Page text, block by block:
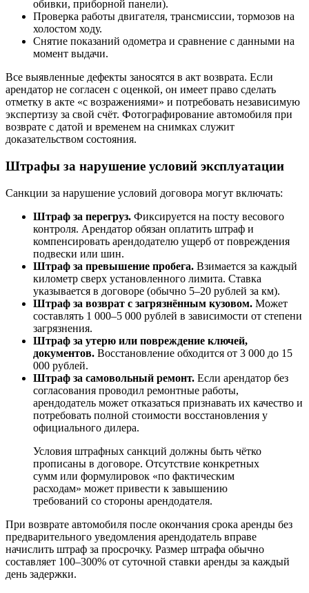
обивки, приборной панели).
Проверка работы двигателя, трансмиссии, тормозов на
холостом ходу.
Снятие показаний одометра и сравнение с данными на
момент выдачи.
Все выявленные дефекты заносятся в акт возврата. Если
арендатор не согласен с оценкой, он имеет право сделать
отметку в акте «с возражениями» и потребовать независимую
экспертизу за свой счёт. Фотографирование автомобиля при
возврате с датой и временем на снимках служит
доказательством состояния.
Штрафы за нарушение условий эксплуатации
Санкции за нарушение условий договора могут включать:
Штраф за перегруз. Фиксируется на посту весового
контроля. Арендатор обязан оплатить штраф и
компенсировать арендодателю ущерб от повреждения
подвески или шин.
Штраф за превышение пробега. Взимается за каждый
километр сверх установленного лимита. Ставка
указывается в договоре (обычно 5–20 рублей за км).
Штраф за возврат с загрязнённым кузовом. Может
составлять 1 000–5 000 рублей в зависимости от степени
загрязнения.
Штраф за утерю или повреждение ключей,
документов. Восстановление обходится от 3 000 до 15
000 рублей.
Штраф за самовольный ремонт. Если арендатор без
согласования проводил ремонтные работы,
арендодатель может отказаться признавать их качество и
потребовать полной стоимости восстановления у
официального дилера.
Условия штрафных санкций должны быть чётко
прописаны в договоре. Отсутствие конкретных
сумм или формулировок «по фактическим
расходам» может привести к завышению
требований со стороны арендодателя.
При возврате автомобиля после окончания срока аренды без
предварительного уведомления арендодатель вправе
начислить штраф за просрочку. Размер штрафа обычно
составляет 100–300% от суточной ставки аренды за каждый
день задержки.